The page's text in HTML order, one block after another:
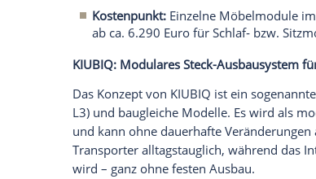
Campermanufaktur Berlin:
Ein Sonderfall unter den
aus Berlin bietet modulare
wie Fiat Ducato, Mercedes
Modellen einbauen lassen. Die
vorheriger fest installierter
ihren Innenraum individuell